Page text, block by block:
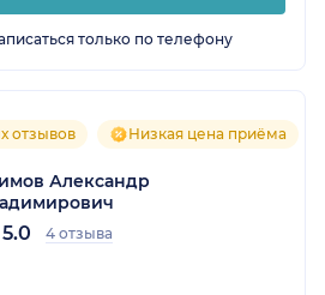
только по телефону
отзывов Низкая цена приёма
Александр
5.0 4 отзыва